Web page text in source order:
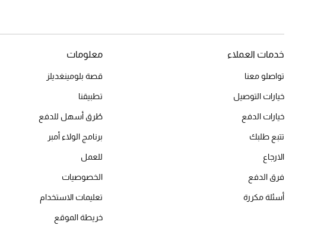
خدمات العملاء
تواصلو معنا
خيارات التوصيل
خيارات الدفع
تتبع طلبك
الارجاع
فرق الدفع
أسئلة مكررة
معلومات
قصة بلومينغديلز
تطبيقنا
طُرق أسهل للدفع
برنامج الولاء أمبر
للعمل
الخصوصيات
تعليمات الاستخدام
خريطة الموقع